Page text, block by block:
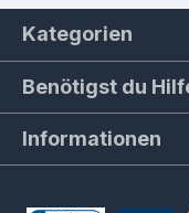
Kategorien
Benötigst du
Informationen